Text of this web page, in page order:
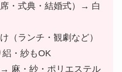
・式典・結婚式）→ 白
（ランチ・観劇など）
・紗もOK
→ 麻・紗・ポリエステル